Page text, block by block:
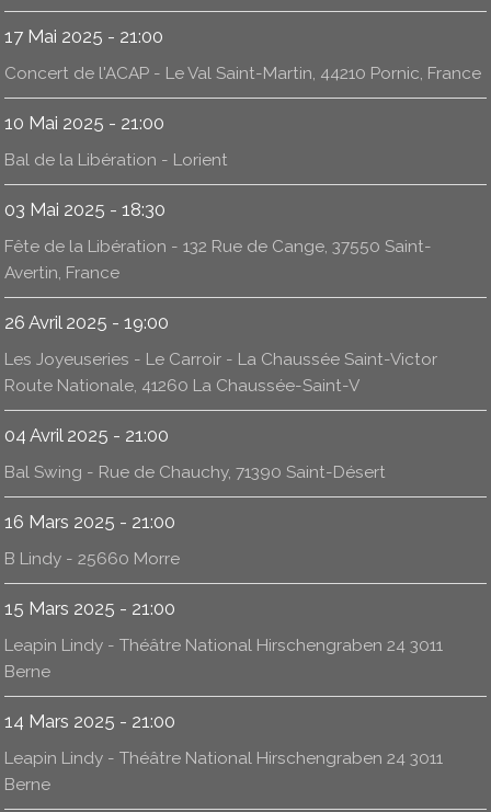
17 Mai 2025 - 21:00
Concert de l'ACAP - Le Val Saint-Martin, 44210 Pornic, France
10 Mai 2025 - 21:00
Bal de la Libération - Lorient
03 Mai 2025 - 18:30
Fête de la Libération - 132 Rue de Cange, 37550 Saint-
Avertin, France
26 Avril 2025 - 19:00
Les Joyeuseries - Le Carroir - La Chaussée Saint-Victor
Route Nationale, 41260 La Chaussée-Saint-V
04 Avril 2025 - 21:00
Bal Swing - Rue de Chauchy, 71390 Saint-Désert
16 Mars 2025 - 21:00
B Lindy - 25660 Morre
15 Mars 2025 - 21:00
Leapin Lindy - Théâtre National Hirschengraben 24 3011
Berne
14 Mars 2025 - 21:00
Leapin Lindy - Théâtre National Hirschengraben 24 3011
Berne